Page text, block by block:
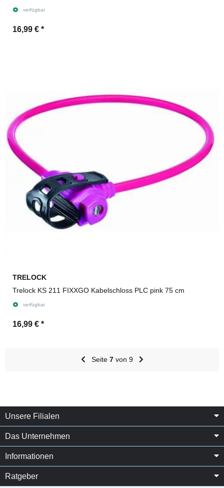
verfügbar
16,99 € *
TRELOCK
Trelock KS 211 FIXXGO Kabelschloss PLC pink 75 cm
verfügbar
16,99 € *
Seite 7von 9
Unsere Filialen
Das Unternehmen
Informationen
Ratgeber